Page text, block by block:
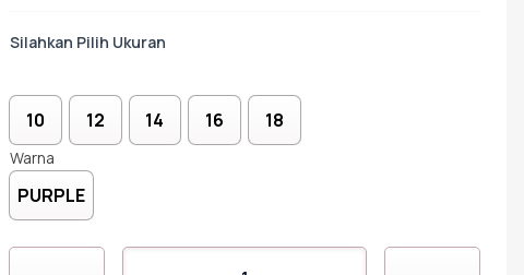
Sarimbit
Rp289.000
Ukuran
10 12 14 16 18
Warna
PURPLE